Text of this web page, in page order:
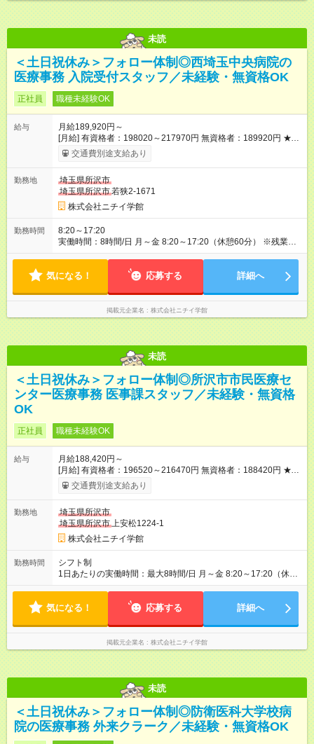
未読
＜土日祝休み＞フォロー体制◎西埼玉中央病院の
医療事務 入院受付スタッフ／未経験・無資格OK
正社員 職種未経験OK
給与
月給189,920円～
[月給] 有資格者：198020～217970円 無資格者：189920円 ★賞
与あり 年2回（業績による 初年度1回） ★キャリアアップ制度
あり 進級により給与がアップします！ 【試用期間】試用期間あ
す。
交通費別途支給あり
勤務地
埼玉県所沢市
埼玉県所沢市若狭2-1671
株式会社ニチイ学館
勤務時間
8:20～17:20
実働時間：8時間/日 月～金 8:20～17:20（休憩60分） ※残業／
月平均3時間 ※上記時間は更衣時間を含みます
気になる！ 応募する 詳細へ
掲載元企業名 株式会社ニチイ学館
未読
＜土日祝休み＞フォロー体制◎所沢市市民医療セ
ンター医療事務 医事課スタッフ／未経験・無資格
OK
正社員 職種未経験OK
給与
月給188,420円～
[月給] 有資格者：196520～216470円 無資格者：188420円 ★賞
与あり 年2回（業績による 初年度1回） ★キャリアアップ制度
あり 進級により給与がアップします！ 【試用期間】試用期間あ
す。
交通費別途支給あり
勤務地
埼玉県所沢市
埼玉県所沢市上安松1224-1
株式会社ニチイ学館
勤務時間
シフト制
1日あたりの実働時間：最大8時間/日 月～金 8:20～17:20（休憩
60分） 7:50～16:50（休憩60分） ※上記時間は更衣時間（お着
が、年末年始にお願いする場合があります（相談のうえ対応可
気になる！ 応募する 詳細へ
掲載元企業名 株式会社ニチイ学館
未読
＜土日祝休み＞フォロー体制◎防衛医科大学校病
院の医療事務 外来クラーク／未経験・無資格OK